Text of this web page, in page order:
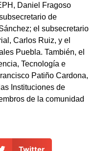
Daniel Fragoso
de
el subsecretario
Carlos Ruiz, y el
Puebla. También, el
Tecnología e
Patiño Cardona,
Instituciones de
de la comunidad
Twitter